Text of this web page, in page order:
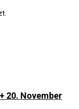
20. November